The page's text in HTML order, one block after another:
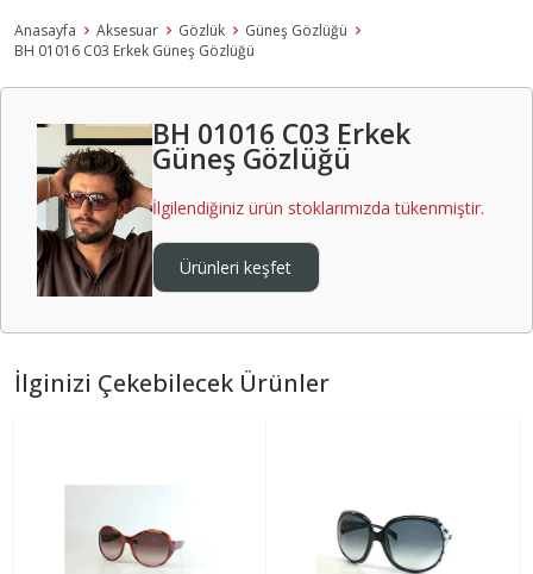
Anasayfa Aksesuar Gözlük
Güneş Gözlüğü
BH 01016 C03 Erkek Güneş Gözlüğü
BH 01016 C03 Erkek
Güneş Gözlüğü
İlgilendiğiniz ürün stoklarımızda tükenmiştir.
Ürünleri keşfet
İlginizi Çekebilecek Ürünler